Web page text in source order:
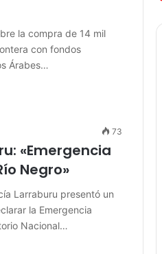
la compra de 14 mil
con fondos
Árabes…
73
«Emergencia
Negro»
Larraburu presentó un
la Emergencia
Nacional…